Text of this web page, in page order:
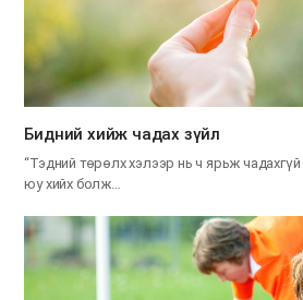
​Бидний хийж чадах зүйл
“Тэдний төрөлх хэлээр нь ч ярьж
юу хийх болж…